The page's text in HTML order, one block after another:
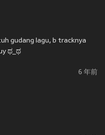
gudang lagu, b tracknya
ಥ_ಥ
6 年前